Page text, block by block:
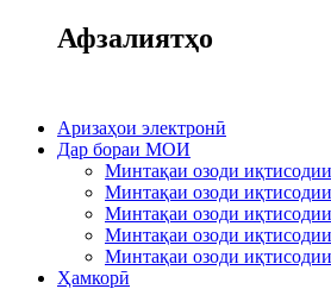
Афзалиятҳо
Аризаҳои электронӣ
Дар бораи МОИ
Минтақаи озоди
Минтақаи озоди
Минтақаи озоди
Минтақаи озоди
Минтақаи озоди
Ҳамкорӣ